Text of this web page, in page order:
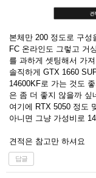
본체만 200 정도로 구성
FC 온라인도 그렇고 거
를 과하게 셋팅해서 가
솔직하게 GTX 1660
14600KF로 가는 것도
은 좀 더 좋지 않을까 싶
여기에 RTX 5050 정도
아니면 그냥 가성비로
견적은 참고만 하셔요
답글